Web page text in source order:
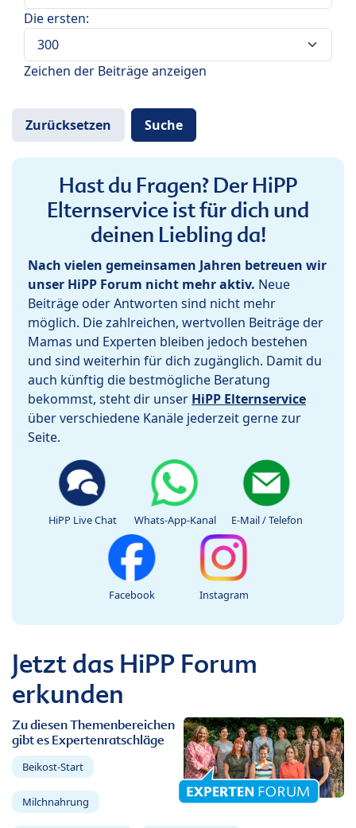
Die ersten:
Zeichen der Beiträge anzeigen
Hast du Fragen? Der HiPP
Elternservice ist für dich und
deinen Liebling da!
Nach vielen gemeinsamen Jahren betreuen wir
unser HiPP Forum nicht mehr aktiv. Neue
Beiträge oder Antworten sind nicht mehr
möglich. Die zahlreichen, wertvollen Beiträge der
Mamas und Experten bleiben jedoch bestehen
und sind weiterhin für dich zugänglich. Damit du
auch künftig die bestmögliche Beratung
bekommst, steht dir unser HiPP Elternservice
über verschiedene Kanäle jederzeit gerne zur
Seite.
HiPP Live Chat Whats-App-Kanal E-Mail / Telefon
Facebook Instagram
Jetzt das HiPP Forum
erkunden
Zu diesen Themenbereichen
gibt es Expertenratschläge
Beikost-Start
Milchnahrung